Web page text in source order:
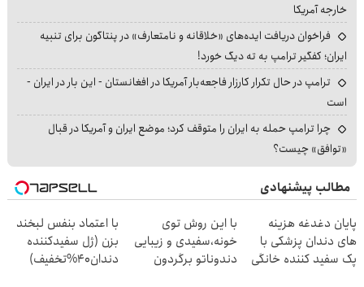
خارجه آمریکا
فراخوان دریافت ایده‌های «خلاقانه و نامتعارف» در پنتاگون برای تنبیه
ایران؛ کفگیر ترامپ به ته دیگ خورد!
ترامپ در حال تکرار کارزار فاجعه‌بار آمریکا در افغانستان - این بار در ایران -
است
چرا ترامپ حمله به ایران را متوقف کرد؛ موضع ایران و آمریکا در قبال
«توافق» چیست؟
مطالب پیشنهادی
پایان دغدغه هزینه
های دندان پزشکی با
پک سفید کننده خانگی
با این روش توی
خونه،سفیدی و زیبایی
دندوناتو برگردون
با اعتماد بنفس لبخند
بزن (ژل سفیدکننده
دندان40%تخفیف)